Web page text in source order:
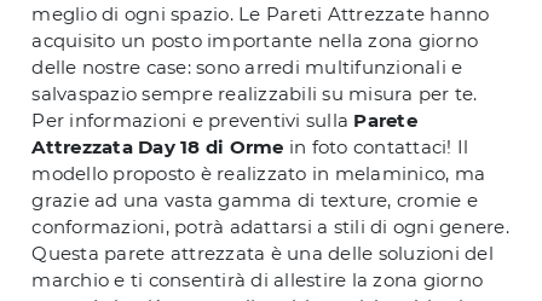
meglio di ogni spazio. Le Pareti Attrezzate hanno
acquisito un posto importante nella zona giorno
delle nostre case: sono arredi multifunzionali e
salvaspazio sempre realizzabili su misura per te.
Per informazioni e preventivi sulla Parete
Attrezzata Day 18 di Orme in foto contattaci! Il
modello proposto è realizzato in melaminico, ma
grazie ad una vasta gamma di texture, cromie e
conformazioni, potrà adattarsi a stili di ogni genere.
Questa parete attrezzata è una delle soluzioni del
marchio e ti consentirà di allestire la zona giorno